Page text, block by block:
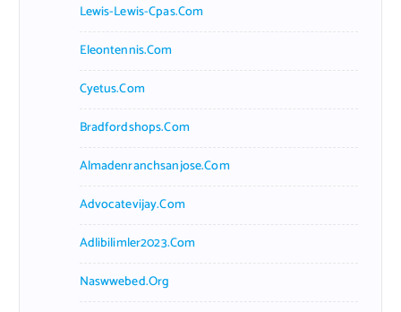
Lewis-Lewis-Cpas.com
Eleontennis.com
Cyetus.com
Bradfordshops.com
Almadenranchsanjose.com
Advocatevijay.com
Adlibilimler2023.com
Naswwebed.org